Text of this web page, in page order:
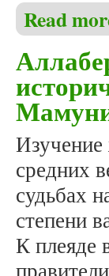
Read
Изучение
средних
судьбах
степени
К плеяде